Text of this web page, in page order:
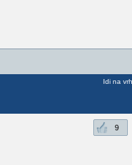
Idi na vrh
9